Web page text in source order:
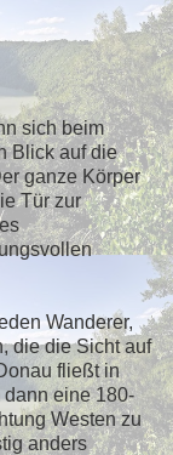
sich beim
Blick auf die
ganze Körper
Tür zur
Wanderer,
die die Sicht auf
fließt in
dann eine 180-
Westen zu
anders